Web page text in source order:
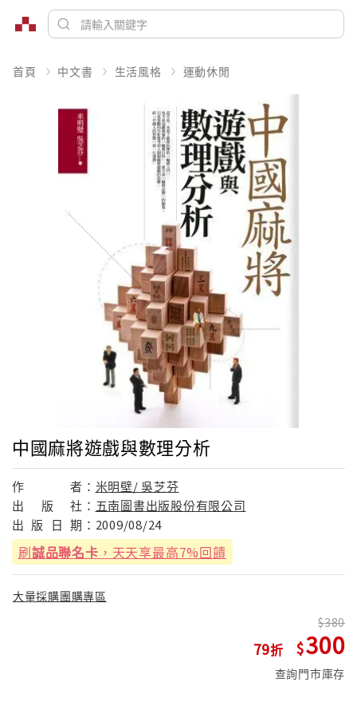
首頁 中文書 生活風格 運動休閒
中國麻將遊戲與數理分析
作 者： 米明壁/ 吳芝芬
出
版 社： 五南圖書出版股份有限公司
出 版 日 期： 2009/08/24
刷誠品聯名卡 ，天天享最高7%回饋
大量採購團購專區
79
380
300
查詢門市庫存